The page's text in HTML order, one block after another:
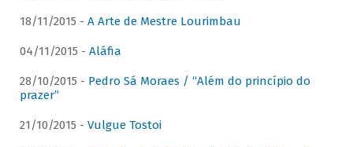
18/11/2015 - A Arte de Mestre Lourimbau
04/11/2015 - Aláfia
28/10/2015 - Pedro Sá Moraes / “Além do princípio do
prazer”
21/10/2015 - Vulgue Tostoi